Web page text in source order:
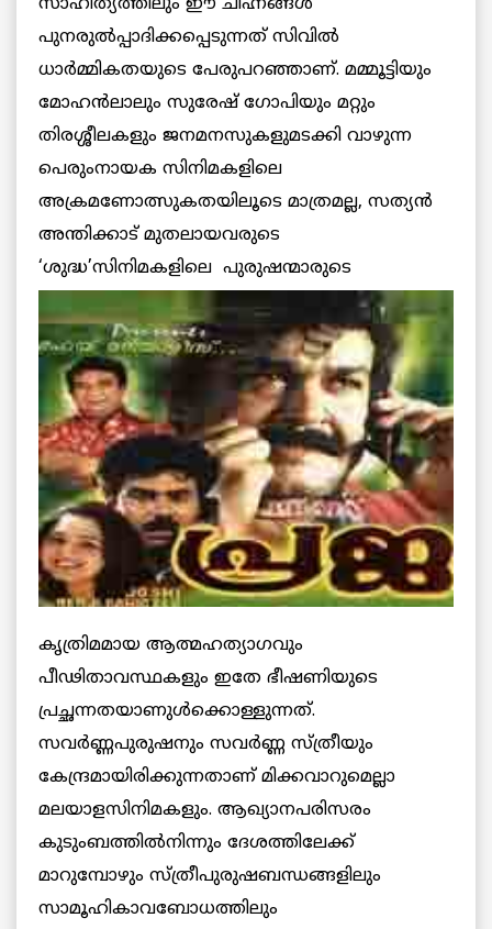
സാഹിത്യത്തിലും ഈ ചിഹ്നങ്ങള്‍
പുനരുല്‍പ്പാദിക്കപ്പെടുന്നത് സിവില്‍
ധാര്‍മ്മികതയുടെ പേരുപറഞ്ഞാണ്. മമ്മൂട്ടിയും
മോഹന്‍ലാലും സുരേഷ് ഗോപിയും മറ്റും
തിരശ്ശീലകളും ജനമനസുകളുമടക്കി വാഴുന്ന
പെരുംനായക സിനിമകളിലെ
അക്രമണോത്സുകതയിലൂടെ മാത്രമല്ല, സത്യന്‍
അന്തിക്കാട് മുതലായവരുടെ
‘ശുദ്ധ’സിനിമകളിലെ പുരുഷന്മാരുടെ
കൃത്രിമമായ ആത്മഹത്യാഗവും
പീഢിതാവസ്ഥകളും ഇതേ ഭീഷണിയുടെ
പ്രച്ഛന്നതയാണുള്‍ക്കൊള്ളുന്നത്.
സവര്‍ണ്ണപുരുഷനും സവര്‍ണ്ണ സ്ത്രീയും
കേന്ദ്രമായിരിക്കുന്നതാണ് മിക്കവാറുമെല്ലാ
മലയാളസിനിമകളും. ആഖ്യാനപരിസരം
കുടുംബത്തില്‍നിന്നും ദേശത്തിലേക്ക്
മാറുമ്പോഴും സ്ത്രീപുരുഷബന്ധങ്ങളിലും
സാമൂഹികാവബോധത്തിലും